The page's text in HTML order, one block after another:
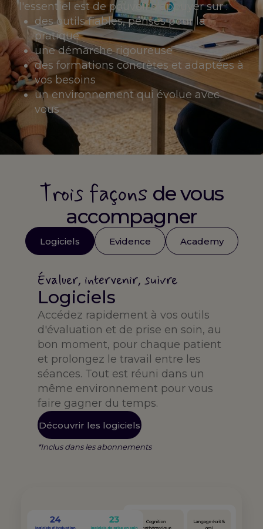
l'essentiel est de pouvoir s'appuyer sur :
des outils fiables, pensés pour la
pratique
une démarche rigoureuse
des formations concrètes et adaptées à
vos besoins
un environnement qui évolue avec
vous
Trois façons de vous
accompagner
Logiciels Evidence Academy
Évaluer, intervenir, suivre
Logiciels
Accédez rapidement à vos outils
d'évaluation et de prise en soin, au
bon moment, pour chaque patient
et prolongez le travail entre les
séances. Tout est réuni dans un
même environnement pour vous
faire gagner du temps.
Découvrir les logiciels
*Inclus dans les abonnements